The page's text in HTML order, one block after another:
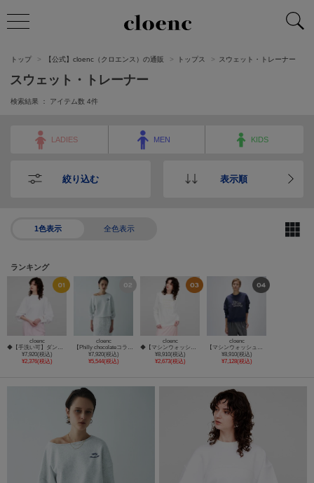
トップ 【公式】cloenc（クロエンス）の通販 トップス スウェット・トレーナー
スウェット・トレーナー
検索結果 ： アイテム数 4件
LADIES MEN KIDS
絞り込む 表示順
1色表示 全色表示
ランキング
cloenc
¥7,920(税込)
¥2,376(税込)
cloenc
¥7,920(税込)
¥5,544(税込)
cloenc
¥8,910(税込)
¥2,673(税込)
cloenc
¥8,910(税込)
¥7,128(税込)